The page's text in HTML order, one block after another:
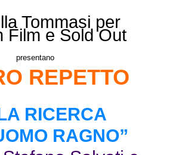
Tommasi per
Film e Sold Out
presentano
REPETTO
RICERCA
RAGNO”